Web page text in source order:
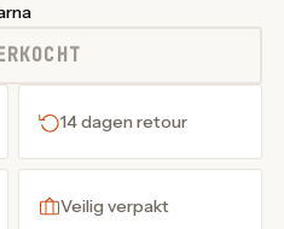
14 dagen retour
Veilig verpakt